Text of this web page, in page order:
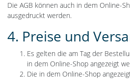
Die AGB können auch in dem Online-
ausgedruckt werden.
4. Preise und
Es gelten die am Tag der
in dem Online-Shop angezeigt
Die in dem Online-Shop